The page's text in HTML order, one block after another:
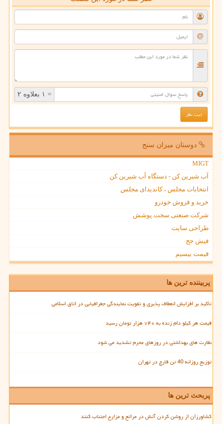
= ۱ بعلاوه ۲
دوستان میزان سنج
MIGT
آب شیرین کن - دستگاه آب شیرین کن
انتخابات مجلس ، کاندیدای مجلس
خرید و فروش خودرو
شرکت صنعتی سخت پوشش
طراحی سایت
فیش حج
قیمت بیسیم
پربیننده ترین ها
تأکید بر افزایش انعطاف پذیری و تقویت نمایندگی جغرافیایی در اتاق اسلامی
قیمت هر کیلو دام زنده به ۷۴۰ هزار تومان رسید
نظارت های بهداشتی در روزهای محرم تشدید می شود
توزیع روزانه 40 تن قارچ در تهران
پربحث ترین ها
کشاورزان از روشن کردن آتش در مراتع و مزارع اجتناب کنند